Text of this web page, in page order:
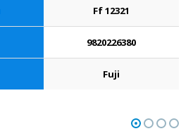
Ff 12321
9820226380
Fuji